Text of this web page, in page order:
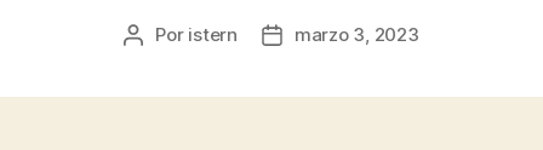
Autor
Por istern
Fechamarzo 3, 2023